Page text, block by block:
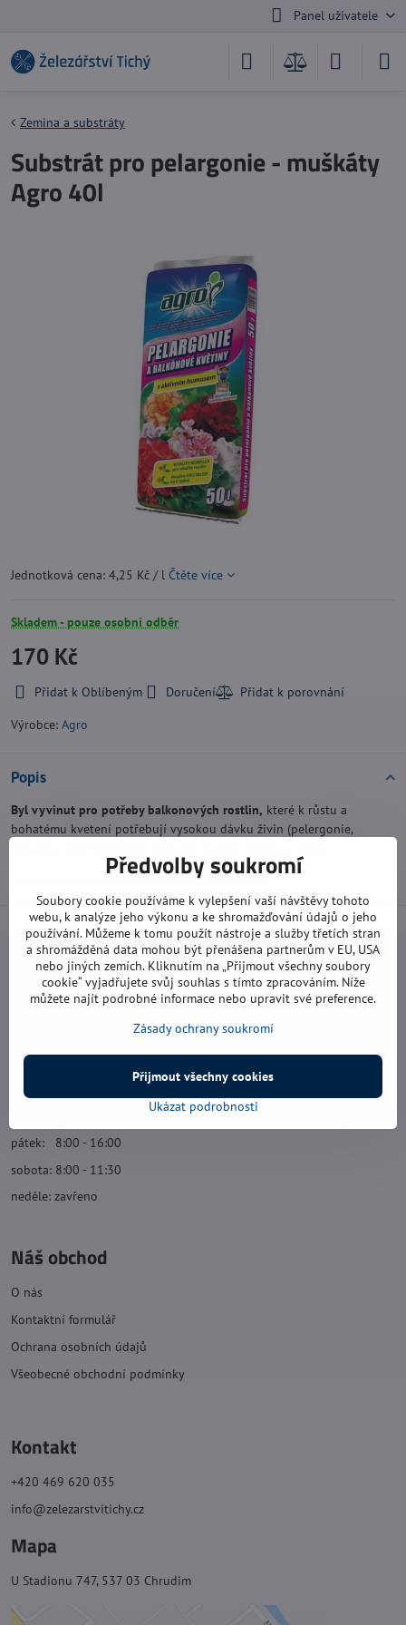
Panel uživatele
Zemina a substráty
Substrát pro pelargonie - muškáty
Agro 40l
Jednotková cena: 4,25 Kč / l Čtěte více
Skladem - pouze osobní odběr
170 Kč
Přidat k Oblíbeným
Doručení
Výrobce: Agro
Popis
Byl vyvinut pro potřeby balkonových rostlin, které k růstu a
bohatému kvetení potřebují vysokou dávku živin (pelergonie,
samozavlažovacích truhlíků.
Navštivte nás
Otevírací doba:
úterý: 8:00 - 17:00
pátek: 8:00 - 16:00
sobota: 8:00 - 11:30
neděle: zavřeno
Náš obchod
O nás
Kontaktní formulář
Ochrana osobních údajů
Všeobecné obchodní podmínky
Kontakt
+420 469 620 035
info@zelezarstvitichy.cz
Mapa
U Stadionu 747, 537 03 Chrudim
Předvolby soukromí
Soubory cookie používáme k vylepšení vaší návštěvy tohoto
webu, k analýze jeho výkonu a ke shromažďování údajů o jeho
používání. Můžeme k tomu použít nástroje a služby třetích stran
a shromážděná data mohou být přenášena partnerům v EU, USA
nebo jiných zemích. Kliknutím na „Přijmout všechny soubory
cookie“ vyjadřujete svůj souhlas s tímto zpracováním. Níže
můžete najít podrobné informace nebo upravit své preference.
Zásady ochrany soukromí
Ukázat podrobnosti
Přijmout všechny cookies